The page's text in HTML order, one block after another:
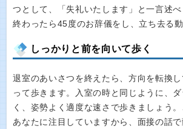
つとして、「失礼いたします」と一言述
終わったら45度のお辞儀をし、立ち去る動
しっかりと前を向いて歩く
退室のあいさつを終えたら、方向を転換
って歩きます。入室の時と同じように、
く、姿勢よく適度な速さで歩きましょう
あなたに注目していますから、面接の話